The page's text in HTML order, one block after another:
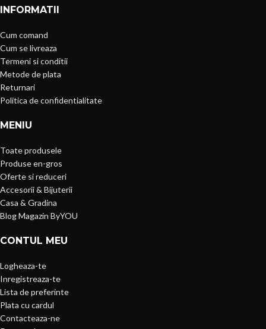
INFORMATII
Cum comand
Cum se livreaza
Termeni si conditii
Metode de plata
Returnari
Politica de confidentialitate
MENIU
Toate produsele
Produse en-gros
Oferte si reduceri
Accesorii & Bijuterii
Casa & Gradina
Blog Magazin ByYOU
CONTUL MEU
Logheaza-te
Inregistreaza-te
Lista de preferinte
Plata cu cardul
Contacteaza-ne